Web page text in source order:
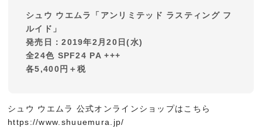
シュウ ウエムラ「アンリミテッド ラスティング フ
ルイド」
発売日：2019年2月20日(水)
全24色 SPF24 PA +++
各5,400円＋税
シュウ ウエムラ 公式オンラインショップはこちら
https://www.shuuemura.jp/